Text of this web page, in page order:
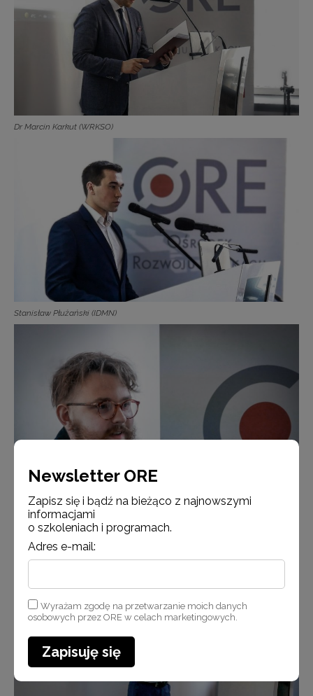
Dr Marcin Karkut (WRKSO)
Stanisław Płużański (IDMN)
Michał Gniadek-Zieliński (Uniwersytet Warszawski/ORE)
Newsletter ORE
Zapisz się i bądź na bieżąco z najnowszymi
informacjami
o szkoleniach i programach.
Adres e-mail:
Wyrażam zgodę na przetwarzanie moich danych
osobowych przez ORE w celach marketingowych.
Zapisuję się